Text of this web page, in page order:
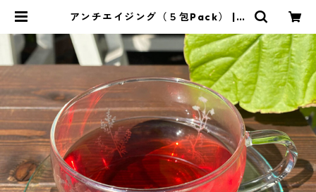
アンチエイジング（５包Pack） | P